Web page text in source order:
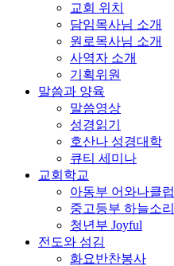
교회 위치
담임목사님 소개
원로목사님 소개
사역자 소개
기획위원
말씀과 양육
말씀영상
성경읽기
호산나 성경대학
큐티 세미나
교회학교
아동부 어와나클럽
중고등부 하늘소리
청년부 Joyful
전도와 섬김
화요반찬봉사